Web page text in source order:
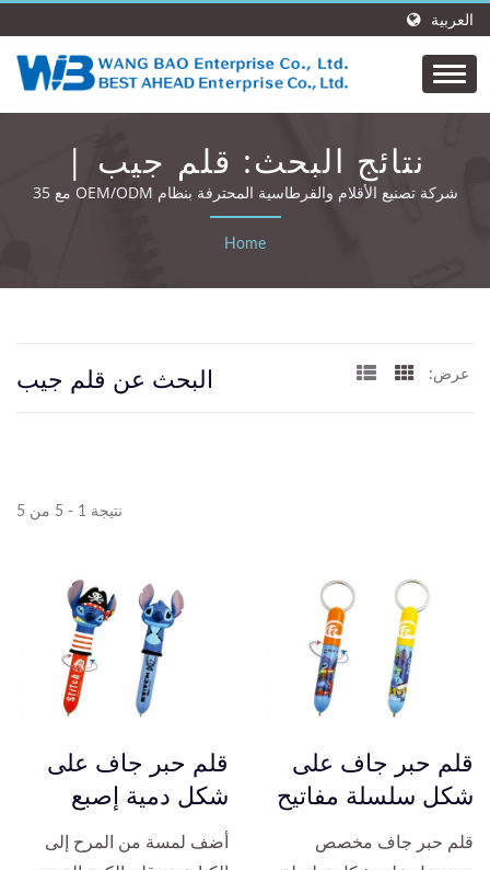
العربية
نتائج البحث: قلم جيب |
WANG BAO ENTERPRISE.
CO., LTD.
شركة تصنيع الأقلام والقرطاسية المحترفة بنظام OEM/ODM مع 35
عامًا من الخبرة والشهادات العالمية.
Home
البحث عن قلم جيب عرض:
نتيجة 1 - 5 من 5
قلم حبر جاف على
شكل سلسلة مفاتيح
قلم حبر جاف مخصص
قلم حبر جاف على
شكل دمية إصبع
أضف لمسة من المرح إلى